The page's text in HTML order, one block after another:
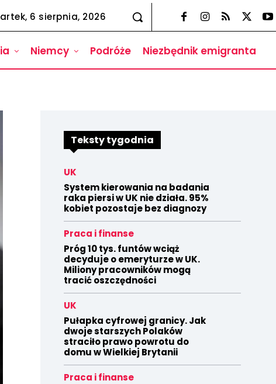
6 sierpnia, 2026
Niemcy Podróże Niezbędnik emigranta
Teksty tygodnia
UK
System kierowania na badania
raka piersi w UK nie działa. 95%
kobiet pozostaje bez diagnozy
Praca i finanse
Próg 10 tys. funtów wciąż
decyduje o emeryturze w UK.
Miliony pracowników mogą
tracić oszczędności
UK
Pułapka cyfrowej granicy. Jak
dwoje starszych Polaków
straciło prawo powrotu do
domu w Wielkiej Brytanii
Praca i finanse